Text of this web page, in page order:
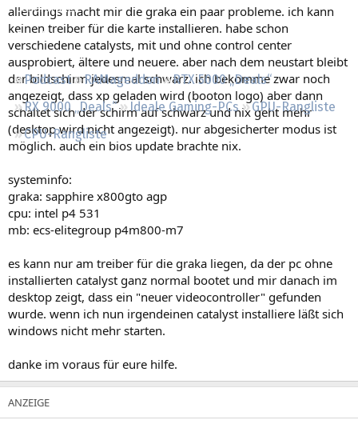
Leserartikel
Regeln
Podcast RAMageddon
RTX 5000 „Deals“
RX 9000 „Deals“
Ideale Gaming-PCs
GPU-Rangliste
CPU-Rangliste
allerdings macht mir die graka ein paar probleme. ich kann
keinen treiber für die karte installieren. habe schon
verschiedene catalysts, mit und ohne control center
ausprobiert, ältere und neuere. aber nach dem neustart bleibt
der bildschirm jedesmal schwarz. ich bekomme zwar noch
angezeigt, dass xp geladen wird (booton logo) aber dann
schaltet sich der schirm auf schwarz und nix geht mehr
(desktop wird nicht angezeigt). nur abgesicherter modus ist
möglich. auch ein bios update brachte nix.
systeminfo:
graka: sapphire x800gto agp
cpu: intel p4 531
mb: ecs-elitegroup p4m800-m7
es kann nur am treiber für die graka liegen, da der pc ohne
installierten catalyst ganz normal bootet und mir danach im
desktop zeigt, dass ein "neuer videocontroller" gefunden
wurde. wenn ich nun irgendeinen catalyst installiere läßt sich
windows nicht mehr starten.
danke im voraus für eure hilfe.